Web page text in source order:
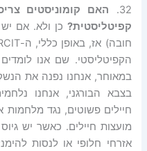
32.
האם קומוניסטים
קפיטליסטית? כן ולא. אם
הקפיטליסטי. שם אנו לומדים
במאוחר, אנחנו נפנה את
בצבא הבורגני, אנחנו
חיילים פשוטים, נגד מלחמות
מועצות חיילים. כאשר יש
אזרחי חלופי או לנסות